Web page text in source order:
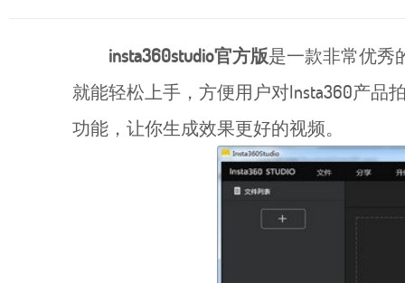
insta360studio官方版是一款非常优秀
就能轻松上手，方便用户对Insta360产品
功能，让你生成效果更好的视频。